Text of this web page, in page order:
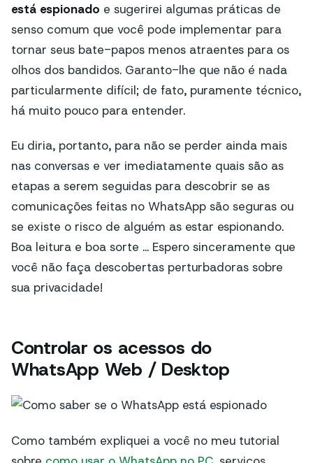
está espionado e sugerirei algumas práticas de
senso comum que você pode implementar para
tornar seus bate-papos menos atraentes para os
olhos dos bandidos. Garanto-lhe que não é nada
particularmente difícil; de fato, puramente técnico,
há muito pouco para entender.
Eu diria, portanto, para não se perder ainda mais
nas conversas e ver imediatamente quais são as
etapas a serem seguidas para descobrir se as
comunicações feitas no WhatsApp são seguras ou
se existe o risco de alguém as estar espionando.
Boa leitura e boa sorte ... Espero sinceramente que
você não faça descobertas perturbadoras sobre
sua privacidade!
Controlar os acessos do
WhatsApp Web / Desktop
Como também expliquei a você no meu tutorial